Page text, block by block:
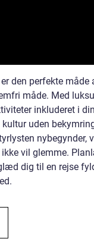
den perfekte måde
måde. Med
inkluderet i
uden
nybegynder,
vil glemme.
dig til en rejse